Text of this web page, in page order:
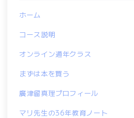
ホーム
コース説明
オンライン通年クラス
まずは本を買う
廣津留真理プロフィール
マリ先生の36年教育ノート